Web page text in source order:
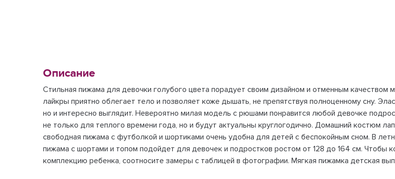
Описание
Стильная пижама для девочки голубого цвета порадует своим дизайном и отменным качеством
лайкры приятно облегает тело и позволяет коже дышать, не препятствуя полноценному сну.
но и интересно выглядит. Невероятно милая модель с рюшами понравится любой девочке
не только для теплого времени года, но и будут актуальны круглогодично. Домашний костюм
свободная пижама с футболкой и шортиками очень удобна для детей с беспокойным сном. В
пижама с шортами и топом подойдет для девочек и подростков ростом от 128 до 164 см. Чтобы
комплекцию ребенка, соотносите замеры с таблицей в фотографии. Мягкая пижамка детская